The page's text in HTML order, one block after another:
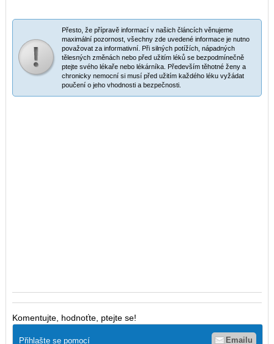
Přesto, že přípravě informací v našich článcích věnujeme
maximální pozornost, všechny zde uvedené informace je nutno
považovat za informativní. Při silných potížích, nápadných
tělesných změnách nebo před užitím léků se bezpodmínečně
ptejte svého lékaře nebo lékárníka. Především těhotné ženy a
chronicky nemocní si musí před užitím každého léku vyžádat
poučení o jeho vhodnosti a bezpečnosti.
Komentujte, hodnoťte, ptejte se!
Přihlašte se pomocí Emailu